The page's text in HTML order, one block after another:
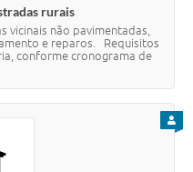
rurais
vicinais não pavimentadas,
e reparos. Requisitos
conforme cronograma de